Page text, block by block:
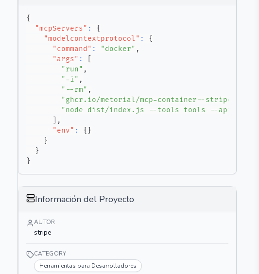
{
"mcpServers" :
{
"modelcontextprotocol" :
{
"command" : "docker" ,
"args" :
"run" ,
"-i" ,
"--rm" ,
"ghcr.io/metorial/mcp-container--stripe--
"node dist/index.js --tools tools --api-key
,
"env" : { }
}
}
}
Información del Proyecto
AUTOR
stripe
CATEGORY
Herramientas para Desarrolladores